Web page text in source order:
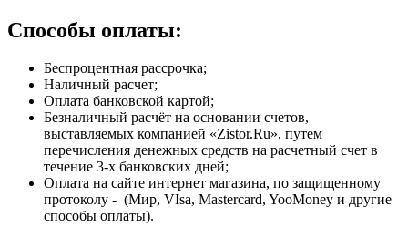
Способы оплаты:
Беспроцентная рассрочка;
Наличный расчет;
Оплата банковской картой;
Безналичный расчёт на основании счетов,
выставляемых компанией «Zistor.Ru», путем
перечисления денежных средств на расчетный счет в
течение 3-х банковских дней;
Оплата на сайте интернет магазина, по защищенному
протоколу - (Мир, VIsa, Mastercard, YooMoney и другие
способы оплаты).